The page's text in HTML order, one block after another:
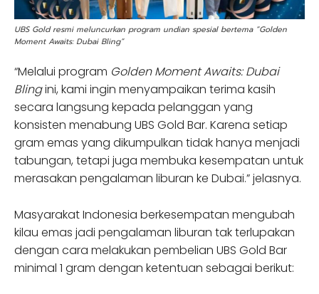
UBS Gold resmi meluncurkan program undian spesial bertema “Golden
Moment Awaits: Dubai Bling”
“Melalui program Golden Moment Awaits: Dubai
Blingini, kami ingin menyampaikan terima kasih
secara langsung kepada pelanggan yang
konsisten menabung UBS Gold Bar. Karena setiap
gram emas yang dikumpulkan tidak hanya menjadi
tabungan, tetapi juga membuka kesempatan untuk
merasakan pengalaman liburan ke Dubai.” jelasnya.
Masyarakat Indonesia berkesempatan mengubah
kilau emas jadi pengalaman liburan tak terlupakan
dengan cara melakukan pembelian UBS Gold Bar
minimal 1 gram dengan ketentuan sebagai berikut: